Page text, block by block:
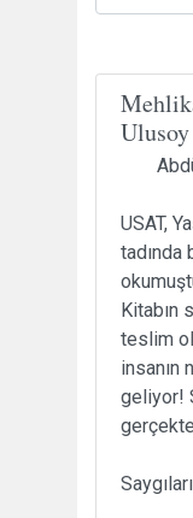
Ulusoy
USAT,
tadında
Kitabın
teslim
insanın
geliyor!